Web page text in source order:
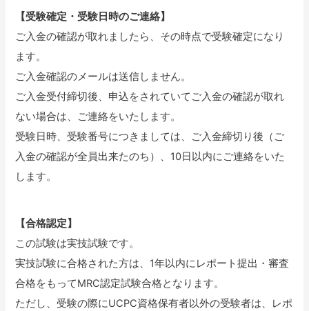
【受験確定・受験日時のご連絡】
ご入金の確認が取れましたら、その時点で受験確定になり
ます。
ご入金確認のメールは送信しません。
ご入金受付締切後、申込をされていてご入金の確認が取れ
ない場合は、ご連絡をいたします。
受験日時、受験番号につきましては、ご入金締切り後（ご
入金の確認が全員出来たのち）、10日以内にご連絡をいた
します。
【合格認定】
この試験は実技試験です。
実技試験に合格された方は、1年以内にレポート提出・審査
合格をもってMRC認定試験合格となります。
ただし、受験の際にUCPC資格保有者以外の受験者は、レポ